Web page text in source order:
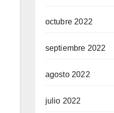
octubre 2022
septiembre 2022
agosto 2022
julio 2022